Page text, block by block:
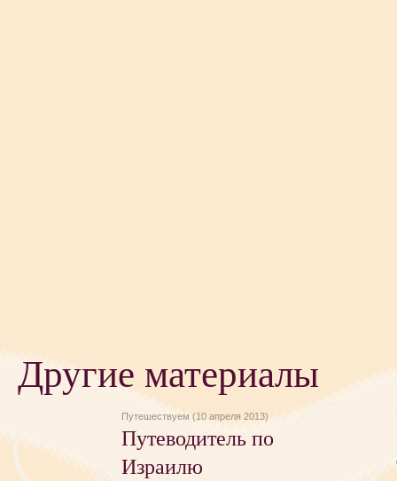
Другие материалы
Путешествуем (10 апреля 2013)
Путеводитель по
Израилю